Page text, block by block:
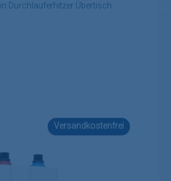
Durchlauferhitzer Übertisch
Versandkostenfrei